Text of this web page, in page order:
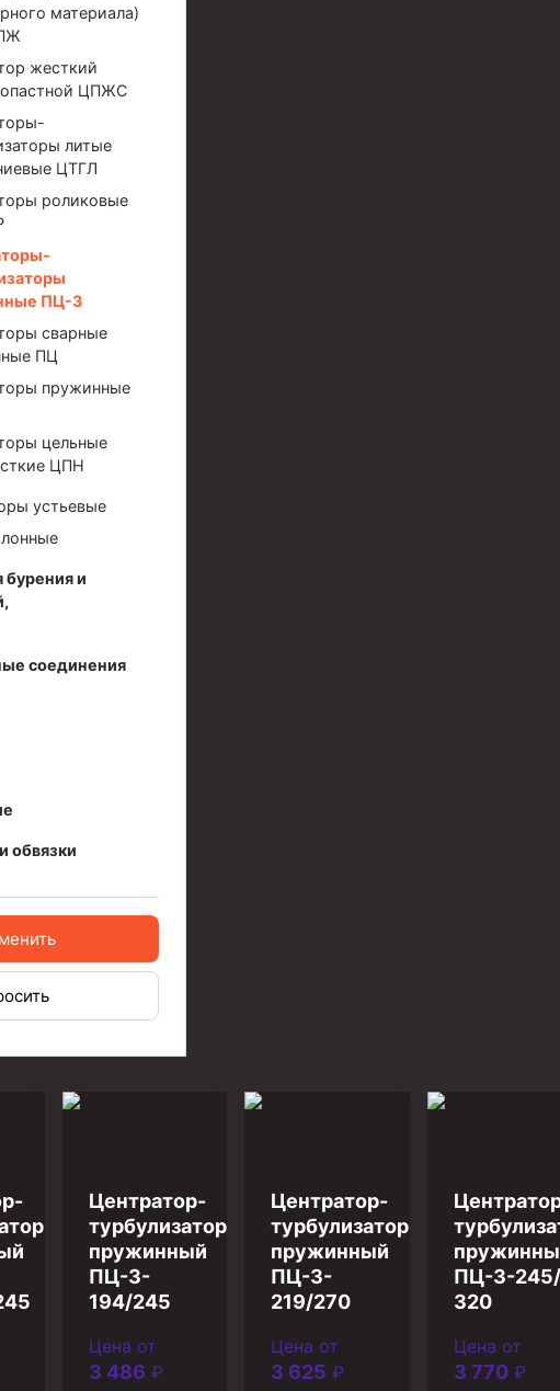
и очистки бурового раствора
скважин УЭЦС
материала)
жесткий
ЦПЖС
литые
ЦТГЛ
роликовые
ПЦ-3
сварные
ПЦ
пружинные
цельные
ЦПН
устьевые
бурения и
соединения
обвязки
Центратор-
турбулизатор
пружинный
ПЦ-3-
194/245
Цена от
3 486 ₽
Центратор-
турбулизатор
пружинный
ПЦ-3-
219/270
Цена от
3 625 ₽
ПЦ-3-245/
320
Цена от
3 770₽